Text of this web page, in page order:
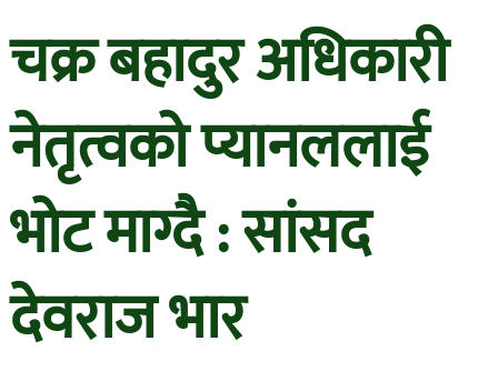
चक्र बहादुर अधिकारी
नेतृत्वको प्यानललाई
भोट माग्दै : सांसद
देवराज भार